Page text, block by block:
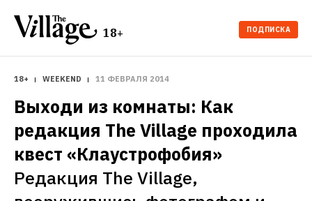
18+ ПОДПИСКА
18+ WEEKEND 11 ФЕВРАЛЯ 2014
Выходи из комнаты: Как
редакция The Village проходила
квест «Клаустрофобия»
Редакция The Village,